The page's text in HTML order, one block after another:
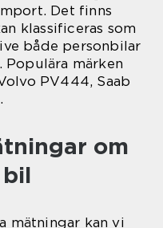
Det finns
klassificeras som
både personbilar
märken
PV444, Saab
om
mätningar kan vi